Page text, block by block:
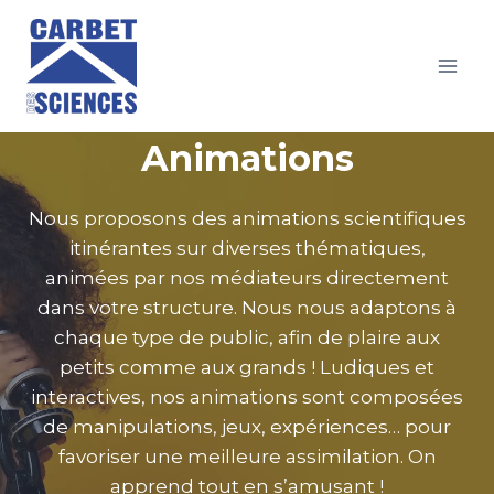
Aller
contenu
Animations
Nous proposons des animations scientifiques
itinérantes sur diverses thématiques,
animées par nos médiateurs directement
dans votre structure. Nous nous adaptons à
chaque type de public, afin de plaire aux
petits comme aux grands ! Ludiques et
interactives, nos animations sont composées
de manipulations, jeux, expériences… pour
favoriser une meilleure assimilation. On
apprend tout en s’amusant !